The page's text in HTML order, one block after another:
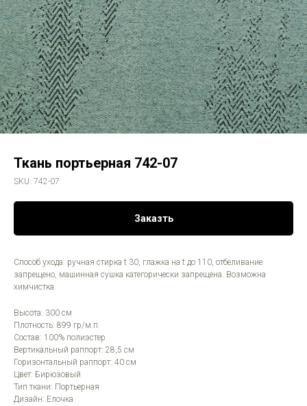
Ткань портьерная 742-07
SKU: 742-07
Заказть
Способ ухода: ручная стирка t 30, глажка на t до 110, отбеливание
запрещено, машинная сушка категорически запрещена. Возможна
химчистка.
Высота: 300 см
Плотность: 899 гр/м.п.
Состав: 100% полиэстер
Вертикальный раппорт: 28,5 см
Горизонтальный раппорт: 40 см
Цвет: Бирюзовый
Тип ткани: Портьерная
Дизайн: Елочка